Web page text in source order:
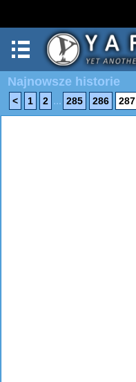
Najnowsze historie
< 1 2 ... 285 286 287